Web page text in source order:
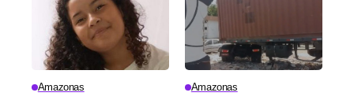
Amazonas Amazonas